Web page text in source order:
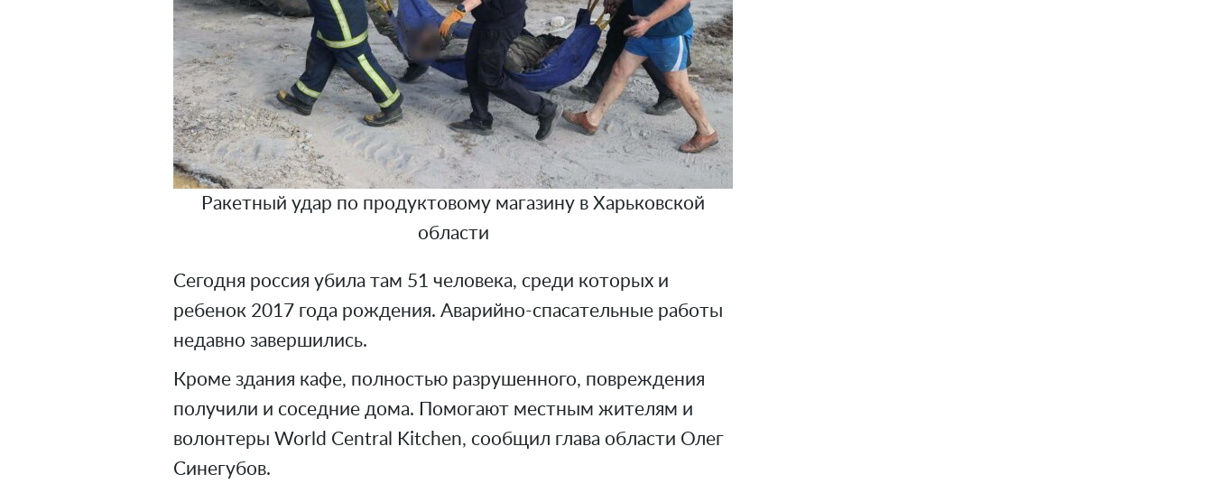
Ракетный удар по продуктовому магазину в Харьковской
области
Сегодня россия убила там 51 человека, среди которых и
ребенок 2017 года рождения. Аварийно-спасательные работы
недавно завершились.
Кроме здания кафе, полностью разрушенного, повреждения
получили и соседние дома. Помогают местным жителям и
волонтеры World Central Kitchen, сообщил глава области Олег
Синегубов.